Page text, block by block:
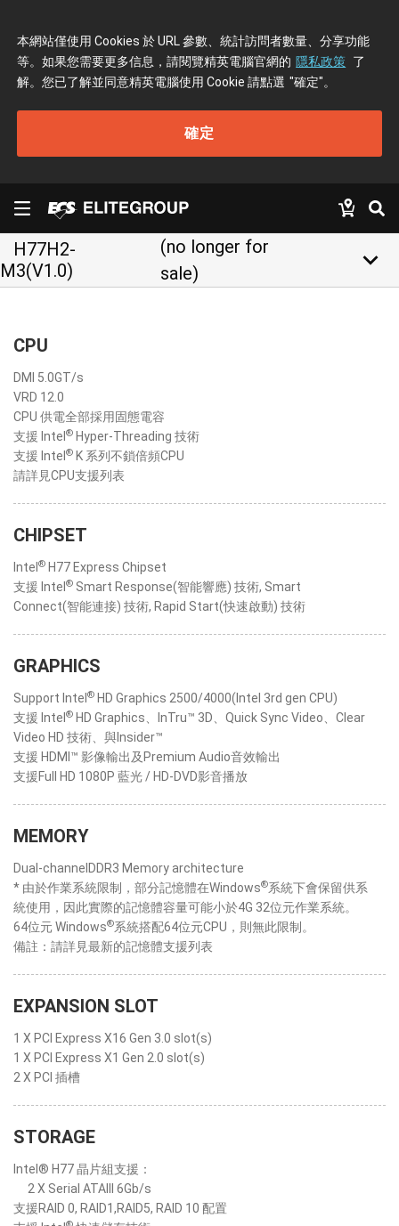
本網站僅使用 Cookies 於 URL 參數、統計訪問者數量、分享功能
等。如果您需要更多信息，請閱覽精英電腦官網的 隱私政策 了
解。您已了解並同意精英電腦使用 Cookie 請點選 "確定"。
確定
H77H2-
M3(V1.0)
(no longer for
sale)
keyboard_arrow_down
CPU
DMI 5.0GT/s
VRD 12.0
CPU 供電全部採用固態電容
支援 Intel ® Hyper-Threading 技術
支援 Intel ® K 系列不鎖倍頻CPU
請詳見CPU支援列表
CHIPSET
Intel ® H77 Express Chipset
支援 Intel ® Smart Response(智能響應) 技術, Smart
Connect(智能連接) 技術, Rapid Start(快速啟動) 技術
GRAPHICS
Support Intel ® HD Graphics 2500/4000(Intel 3rd gen CPU)
支援 Intel ® HD Graphics、InTru™ 3D、Quick Sync Video、Clear
Video HD 技術、與Insider™
支援 HDMI™ 影像輸出及Premium Audio音效輸出
支援Full HD 1080P 藍光 / HD-DVD影音播放
MEMORY
Dual-channelDDR3 Memory architecture
* 由於作業系統限制，部分記憶體在Windows®系統下會保留供系
統使用，因此實際的記憶體容量可能小於4G 32位元作業系統。
64位元 Windows®系統搭配64位元CPU，則無此限制。
備註：請詳見最新的記憶體支援列表
EXPANSION SLOT
1 X PCI Express X16 Gen 3.0 slot(s)
1 X PCI Express X1 Gen 2.0 slot(s)
2 X PCI 插槽
STORAGE
Intel® H77 晶片組支援：
2 X Serial ATAIII 6Gb/s
支援RAID 0, RAID1,RAID5, RAID 10 配置